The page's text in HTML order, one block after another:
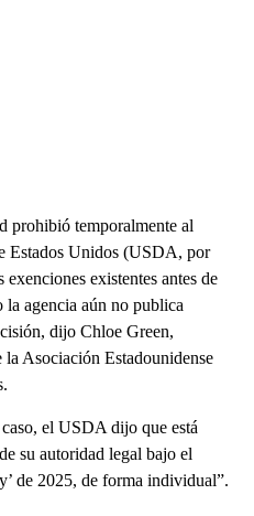
prohibió temporalmente al
Estados Unidos (USDA, por
existentes antes de
la agencia aún no publica
dijo Chloe Green,
Asociación Estadounidense
el USDA dijo que está
su autoridad legal bajo el
de 2025, de forma individual”.